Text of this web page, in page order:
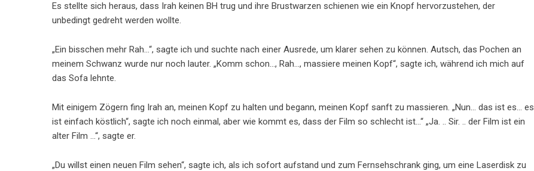
Es stellte sich heraus, dass Irah keinen BH trug und ihre Brustwarzen schienen wie ein Knopf hervorzustehen, der
unbedingt gedreht werden wollte.
„Ein bisschen mehr Rah…“, sagte ich und suchte nach einer Ausrede, um klarer sehen zu können. Autsch, das Pochen an
meinem Schwanz wurde nur noch lauter. „Komm schon…, Rah…, massiere meinen Kopf“, sagte ich, während ich mich auf
das Sofa lehnte.
Mit einigem Zögern fing Irah an, meinen Kopf zu halten und begann, meinen Kopf sanft zu massieren. „Nun… das ist es… es
ist einfach köstlich“, sagte ich noch einmal, aber wie kommt es, dass der Film so schlecht ist…“ „Ja. .. Sir. .. der Film ist ein
alter Film …“, sagte er.
„Du willst einen neuen Film sehen“, sagte ich, als ich sofort aufstand und zum Fernsehschrank ging, um eine Laserdisk zu